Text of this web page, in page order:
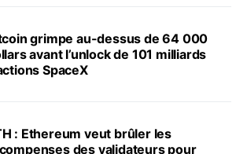
grimpe au-dessus de 64 000
avant l’unlock de 101 milliards
SpaceX
: Ethereum veut brûler les
des validateurs pour